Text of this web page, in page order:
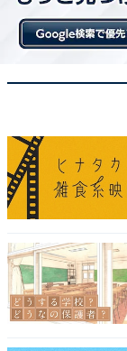
こちらもおすすめ